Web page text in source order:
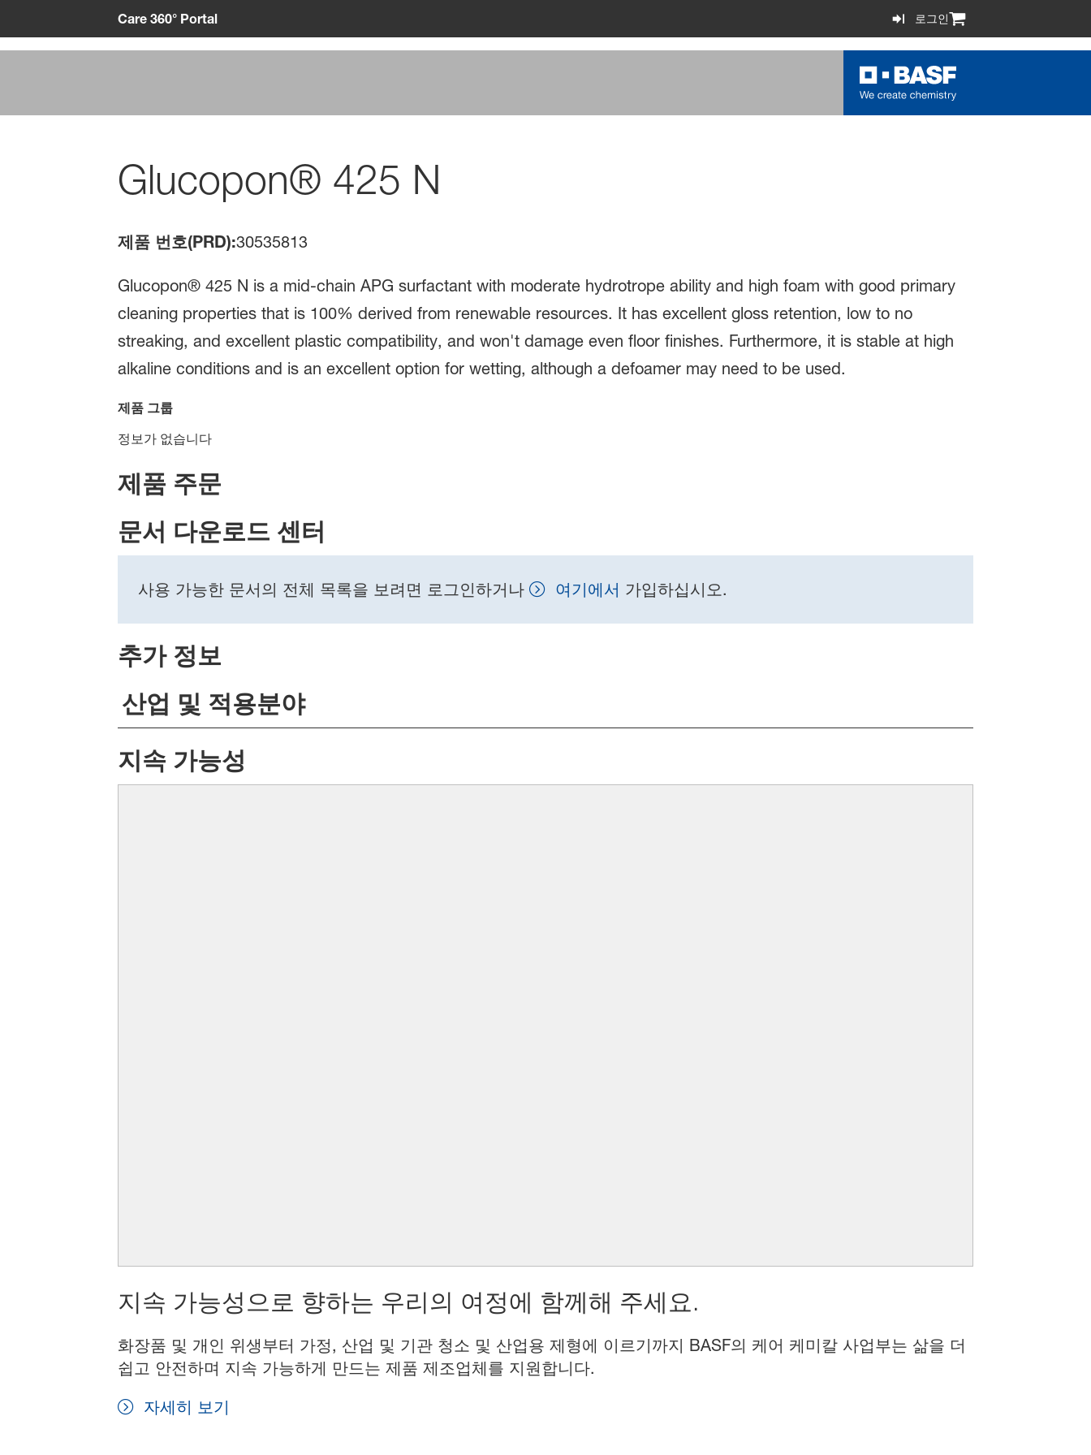
Care 360° Portal 로그인
Glucopon® 425 N
제품 번호(PRD):30535813
Glucopon® 425 N is a mid-chain APG surfactant with moderate hydrotrope ability and high foam with good primary
cleaning properties that is 100% derived from renewable resources. It has excellent gloss retention, low to no
streaking, and excellent plastic compatibility, and won't damage even floor finishes. Furthermore, it is stable at high
alkaline conditions and is an excellent option for wetting, although a defoamer may need to be used.
제품 그룹
정보가 없습니다
제품 주문
문서 다운로드 센터
사용 가능한 문서의 전체 목록을 보려면 로그인하거나 여기에서 가입하십시오.
추가 정보
산업 및 적용분야
지속 가능성
지속 가능성으로 향하는 우리의 여정에 함께해 주세요.
화장품 및 개인 위생부터 가정, 산업 및 기관 청소 및 산업용 제형에 이르기까지 BASF의 케어 케미칼 사업부는 삶을 더
쉽고 안전하며 지속 가능하게 만드는 제품 제조업체를 지원합니다.
자세히 보기